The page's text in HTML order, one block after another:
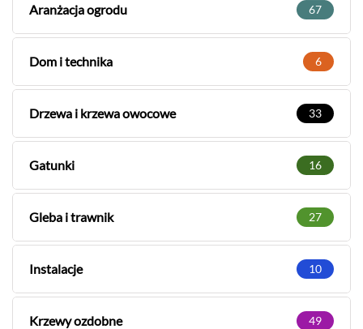
Aranżacja ogrodu 67
Dom i technika 6
Drzewa i krzewa owocowe 33
Gatunki 16
Gleba i trawnik 27
Instalacje 10
Krzewy ozdobne 49